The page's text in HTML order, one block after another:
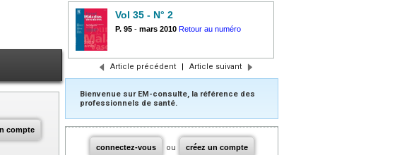
compte
Vol 35 - N° 2
P. 95 - mars 2010 Retour au numéro
Article précédent | Article suivant
Bienvenue sur EM-consulte, la référence des
professionnels de santé.
connectez-vous ou créez un compte